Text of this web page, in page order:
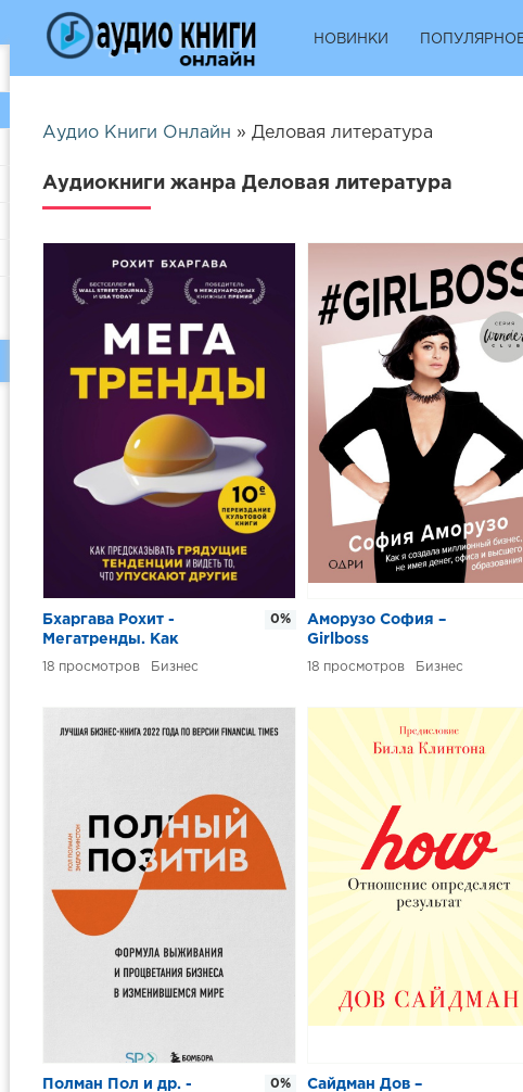
НОВИНКИ
Аудио Книги Онлайн » Деловая литература
Аудиокниги жанра Деловая литература
Бхаргава Рохит -
Мегатренды. Как
предсказывать
18 Бизнес
0%
Аморузо София –
Girlboss
18 Бизнес
Полман Пол и др. -
0%
Сайдман Дов –